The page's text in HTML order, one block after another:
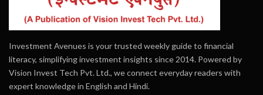
Investment Avenues is your trusted weekly guide to financial
literacy, simplifying investment insights since 2014. Powered by
Vision Invest Tech Pvt. Ltd., we connect everyday readers with
expert knowledge in English and Hindi.